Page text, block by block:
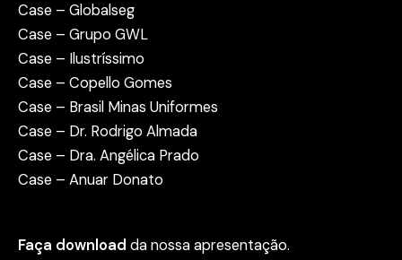
Case – Globalseg
Case – Grupo GWL
Case – Ilustríssimo
Case – Copello Gomes
Case – Brasil Minas Uniformes
Case – Dr. Rodrigo Almada
Case – Dra. Angélica Prado
Case – Anuar Donato
Faça download da nossa apresentação.